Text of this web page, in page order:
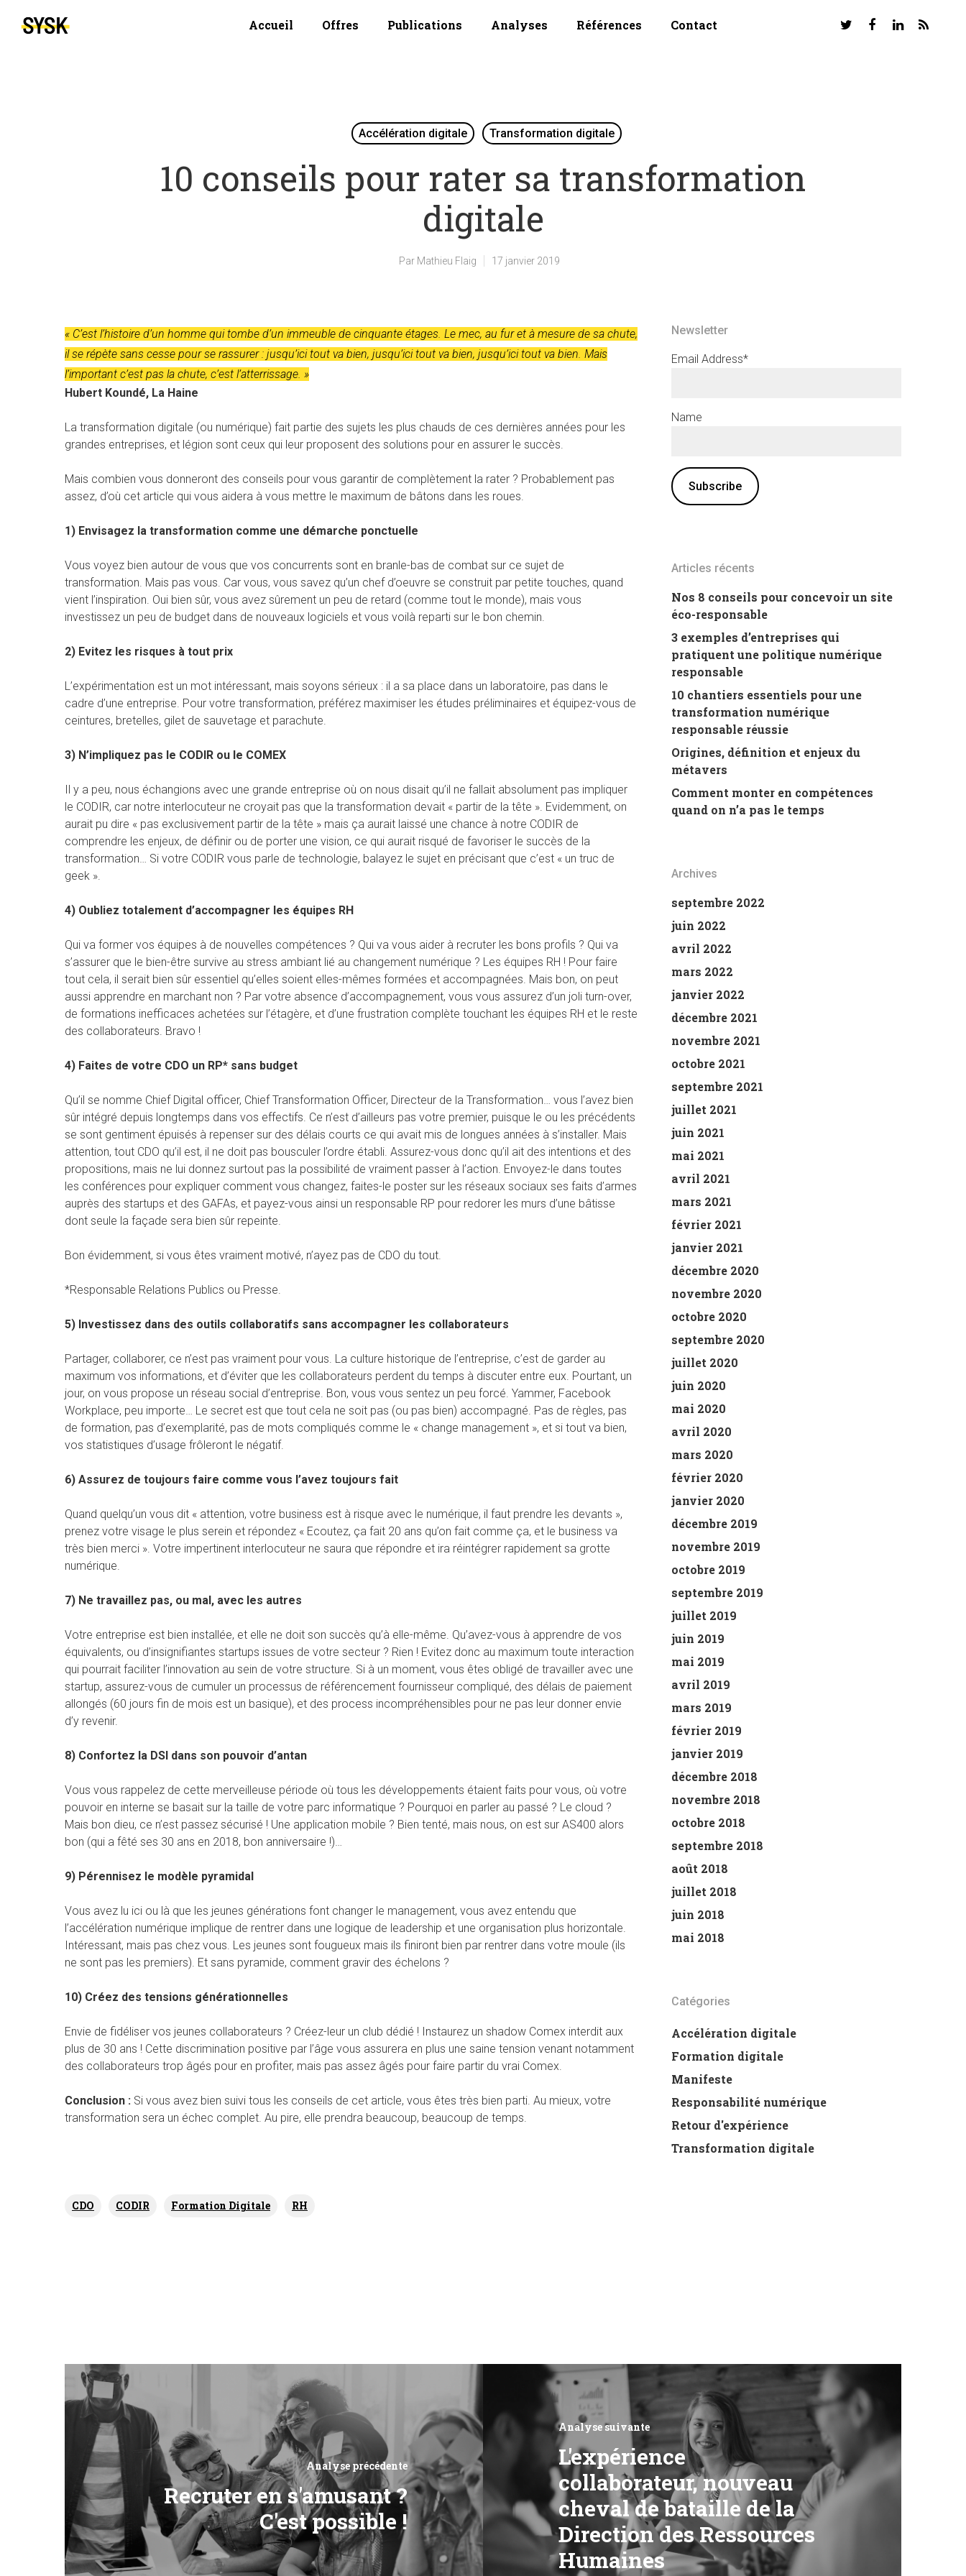
Hit enter to search or ESC to close
Accueil Offres Publications Analyses Références Contact
Accélération digitale Transformation digitale
10 conseils pour rater sa transformation
digitale
Par Mathieu Flaig 17 janvier 2019
« C’est l’histoire d’un homme qui tombe d’un immeuble de cinquante étages. Le mec, au fur et à mesure de sa chute,
il se répète sans cesse pour se rassurer : jusqu’ici tout va bien, jusqu’ici tout va bien, jusqu’ici tout va bien. Mais
l’important c’est pas la chute, c’est l’atterrissage. »
Hubert Koundé, La Haine
La transformation digitale (ou numérique) fait partie des sujets les plus chauds de ces dernières années pour les
grandes entreprises, et légion sont ceux qui leur proposent des solutions pour en assurer le succès.
Mais combien vous donneront des conseils pour vous garantir de complètement la rater ? Probablement pas
assez, d’où cet article qui vous aidera à vous mettre le maximum de bâtons dans les roues.
1) Envisagez la transformation comme une démarche ponctuelle
Vous voyez bien autour de vous que vos concurrents sont en branle-bas de combat sur ce sujet de
transformation. Mais pas vous. Car vous, vous savez qu’un chef d’oeuvre se construit par petite touches, quand
vient l’inspiration. Oui bien sûr, vous avez sûrement un peu de retard (comme tout le monde), mais vous
investissez un peu de budget dans de nouveaux logiciels et vous voilà reparti sur le bon chemin.
2) Evitez les risques à tout prix
L’expérimentation est un mot intéressant, mais soyons sérieux : il a sa place dans un laboratoire, pas dans le
cadre d’une entreprise. Pour votre transformation, préférez maximiser les études préliminaires et équipez-vous de
ceintures, bretelles, gilet de sauvetage et parachute.
3) N’impliquez pas le CODIR ou le COMEX
Il y a peu, nous échangions avec une grande entreprise où on nous disait qu’il ne fallait absolument pas impliquer
le CODIR, car notre interlocuteur ne croyait pas que la transformation devait « partir de la tête ». Evidemment, on
aurait pu dire « pas exclusivement partir de la tête » mais ça aurait laissé une chance à notre CODIR de
comprendre les enjeux, de définir ou de porter une vision, ce qui aurait risqué de favoriser le succès de la
transformation… Si votre CODIR vous parle de technologie, balayez le sujet en précisant que c’est « un truc de
geek ».
4) Oubliez totalement d’accompagner les équipes RH
Qui va former vos équipes à de nouvelles compétences ? Qui va vous aider à recruter les bons profils ? Qui va
s’assurer que le bien-être survive au stress ambiant lié au changement numérique ? Les équipes RH ! Pour faire
tout cela, il serait bien sûr essentiel qu’elles soient elles-mêmes formées et accompagnées. Mais bon, on peut
aussi apprendre en marchant non ? Par votre absence d’accompagnement, vous vous assurez d’un joli turn-over,
de formations inefficaces achetées sur l’étagère, et d’une frustration complète touchant les équipes RH et le reste
des collaborateurs. Bravo !
4) Faites de votre CDO un RP* sans budget
Qu’il se nomme Chief Digital officer, Chief Transformation Officer, Directeur de la Transformation… vous l’avez bien
sûr intégré depuis longtemps dans vos effectifs. Ce n’est d’ailleurs pas votre premier, puisque le ou les précédents
se sont gentiment épuisés à repenser sur des délais courts ce qui avait mis de longues années à s’installer. Mais
attention, tout CDO qu’il est, il ne doit pas bousculer l’ordre établi. Assurez-vous donc qu’il ait des intentions et des
propositions, mais ne lui donnez surtout pas la possibilité de vraiment passer à l’action. Envoyez-le dans toutes
les conférences pour expliquer comment vous changez, faites-le poster sur les réseaux sociaux ses faits d’armes
auprès des startups et des GAFAs, et payez-vous ainsi un responsable RP pour redorer les murs d’une bâtisse
dont seule la façade sera bien sûr repeinte.
Bon évidemment, si vous êtes vraiment motivé, n’ayez pas de CDO du tout.
*Responsable Relations Publics ou Presse.
5) Investissez dans des outils collaboratifs sans accompagner les collaborateurs
Partager, collaborer, ce n’est pas vraiment pour vous. La culture historique de l’entreprise, c’est de garder au
maximum vos informations, et d’éviter que les collaborateurs perdent du temps à discuter entre eux. Pourtant, un
jour, on vous propose un réseau social d’entreprise. Bon, vous vous sentez un peu forcé. Yammer, Facebook
Workplace, peu importe… Le secret est que tout cela ne soit pas (ou pas bien) accompagné. Pas de règles, pas
de formation, pas d’exemplarité, pas de mots compliqués comme le « change management », et si tout va bien,
vos statistiques d’usage frôleront le négatif.
6) Assurez de toujours faire comme vous l’avez toujours fait
Quand quelqu’un vous dit « attention, votre business est à risque avec le numérique, il faut prendre les devants »,
prenez votre visage le plus serein et répondez « Ecoutez, ça fait 20 ans qu’on fait comme ça, et le business va
très bien merci ». Votre impertinent interlocuteur ne saura que répondre et ira réintégrer rapidement sa grotte
numérique.
7) Ne travaillez pas, ou mal, avec les autres
Votre entreprise est bien installée, et elle ne doit son succès qu’à elle-même. Qu’avez-vous à apprendre de vos
équivalents, ou d’insignifiantes startups issues de votre secteur ? Rien ! Evitez donc au maximum toute interaction
qui pourrait faciliter l’innovation au sein de votre structure. Si à un moment, vous êtes obligé de travailler avec une
startup, assurez-vous de cumuler un processus de référencement fournisseur compliqué, des délais de paiement
allongés (60 jours fin de mois est un basique), et des process incompréhensibles pour ne pas leur donner envie
d’y revenir.
8) Confortez la DSI dans son pouvoir d’antan
Vous vous rappelez de cette merveilleuse période où tous les développements étaient faits pour vous, où votre
pouvoir en interne se basait sur la taille de votre parc informatique ? Pourquoi en parler au passé ? Le cloud ?
Mais bon dieu, ce n’est passez sécurisé ! Une application mobile ? Bien tenté, mais nous, on est sur AS400 alors
bon (qui a fêté ses 30 ans en 2018, bon anniversaire !)…
9) Pérennisez le modèle pyramidal
Vous avez lu ici ou là que les jeunes générations font changer le management, vous avez entendu que
l’accélération numérique implique de rentrer dans une logique de leadership et une organisation plus horizontale.
Intéressant, mais pas chez vous. Les jeunes sont fougueux mais ils finiront bien par rentrer dans votre moule (ils
ne sont pas les premiers). Et sans pyramide, comment gravir des échelons ?
10) Créez des tensions générationnelles
Envie de fidéliser vos jeunes collaborateurs ? Créez-leur un club dédié ! Instaurez un shadow Comex interdit aux
plus de 30 ans ! Cette discrimination positive par l’âge vous assurera en plus une saine tension venant notamment
des collaborateurs trop âgés pour en profiter, mais pas assez âgés pour faire partir du vrai Comex.
Conclusion : Si vous avez bien suivi tous les conseils de cet article, vous êtes très bien parti. Au mieux, votre
transformation sera un échec complet. Au pire, elle prendra beaucoup, beaucoup de temps.
CDO CODIR Formation Digitale RH
Newsletter
Email Address*
Name
Articles récents
Nos 8 conseils pour concevoir un site
éco-responsable
3 exemples d’entreprises qui
pratiquent une politique numérique
responsable
10 chantiers essentiels pour une
transformation numérique
responsable réussie
Origines, définition et enjeux du
métavers
Comment monter en compétences
quand on n’a pas le temps
Archives
septembre 2022
juin 2022
avril 2022
mars 2022
janvier 2022
décembre 2021
novembre 2021
octobre 2021
septembre 2021
juillet 2021
juin 2021
mai 2021
avril 2021
mars 2021
février 2021
janvier 2021
décembre 2020
novembre 2020
octobre 2020
septembre 2020
juillet 2020
juin 2020
mai 2020
avril 2020
mars 2020
février 2020
janvier 2020
décembre 2019
novembre 2019
octobre 2019
septembre 2019
juillet 2019
juin 2019
mai 2019
avril 2019
mars 2019
février 2019
janvier 2019
décembre 2018
novembre 2018
octobre 2018
septembre 2018
août 2018
juillet 2018
juin 2018
mai 2018
Catégories
Accélération digitale
Formation digitale
Manifeste
Responsabilité numérique
Retour d'expérience
Transformation digitale
Analyse précédente
Recruter en s'amusant ?
C'est possible !
Analyse suivante
L'expérience
collaborateur, nouveau
cheval de bataille de la
Direction des Ressources
Humaines